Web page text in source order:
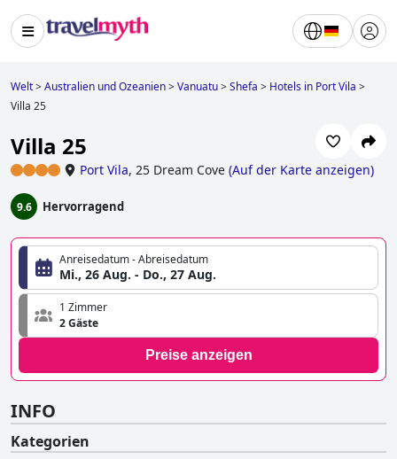
Welt>Australien und Ozeanien>Vanuatu>Shefa > Hotels in Port Vila >
Villa 25
Villa 25
Port Vila, 25 Dream Cove (Auf der Karte anzeigen)
9.6 Hervorragend
Anreisedatum - Abreisedatum
Mi., 26 Aug. - Do., 27 Aug.
1 Zimmer
2 Gäste
Preise anzeigen
INFO
Kategorien